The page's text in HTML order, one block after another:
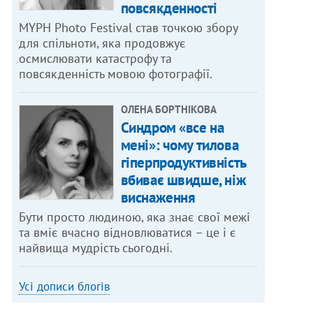
повсякденності
MYPH Photo Festival став точкою збору
для спільноти, яка продовжує
осмислювати катастрофу та
повсякденність мовою фотографії.
ОЛЕНА БОРТНІКОВА
Синдром «все на
мені»: чому тилова
гіперпродуктивність
вбиває швидше, ніж
виснаження
Бути просто людиною, яка знає свої межі
та вміє вчасно відновлюватися – це і є
найвища мудрість сьогодні.
Усі дописи блогів